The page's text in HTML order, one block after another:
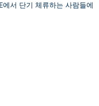
서 단기 체류하는 사람들에